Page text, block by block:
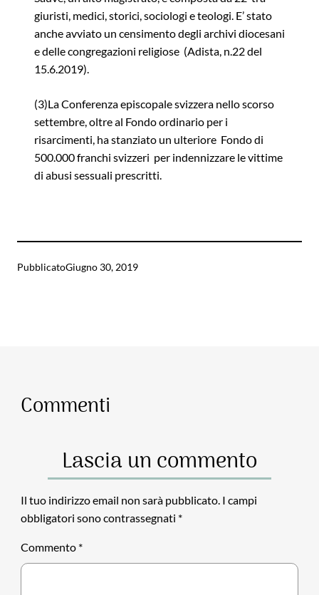
giuristi, medici, storici, sociologi e teologi. E’ stato
anche avviato un censimento degli archivi diocesani
e delle congregazioni religiose (Adista, n.22 del
15.6.2019).
(3)La Conferenza episcopale svizzera nello scorso
settembre, oltre al Fondo ordinario per i
risarcimenti, ha stanziato un ulteriore Fondo di
500.000 franchi svizzeri per indennizzare le vittime
di abusi sessuali prescritti.
PubblicatoGiugno 30, 2019
Commenti
Lascia un commento
Il tuo indirizzo email non sarà pubblicato. I campi
obbligatori sono contrassegnati *
Commento *